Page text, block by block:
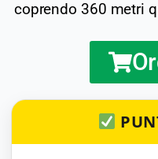
coprendo 360 metri